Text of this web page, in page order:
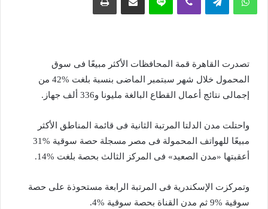
تصدرت القاهرة قمة المحافظات الأكثر مبيعًا فى سوق
المحمول خلال شهر سبتمبر الماضى بنسبة بلغت %42 من
إجمالى نتائج أعمال القطاع البالغة مليونا و336 ألف جهاز.
واحتلت مدن الدلتا المرتبة الثانية فى قائمة المناطق الأكثر
مبيعًا للهواتف المحمولة فى مصر مسجلة حصة سوقية %31
أعقبتها «مدن الصعيد» فى المركز الثالث بحصة بلغت %14.
وتمركزت الإسكندرية فى المرتبة الرابعة مستحوذة على حصة
سوقية %9 ثم مدن القناة بحصة سوقية %4.